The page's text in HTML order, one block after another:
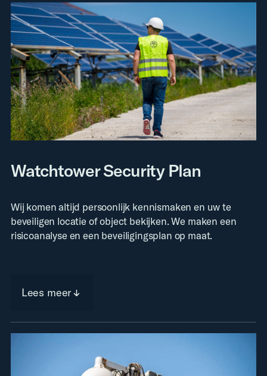
Watchtower Security Plan
Wij komen altijd persoonlijk kennismaken en uw te
beveiligen locatie of object bekijken. We maken een
risicoanalyse en een beveiligingsplan op maat.
Lees meer